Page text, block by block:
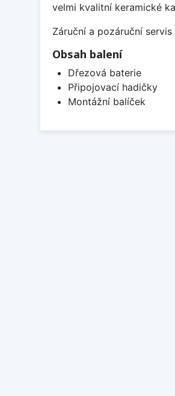
velmi kvalitní keramické
Záruční a pozáruční
Obsah balení
Dřezová baterie
Připojovací hadičky
Montážní balíček